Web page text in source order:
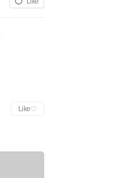
Like